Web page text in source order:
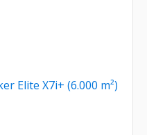
Elite X7i+ (6.000 m²)